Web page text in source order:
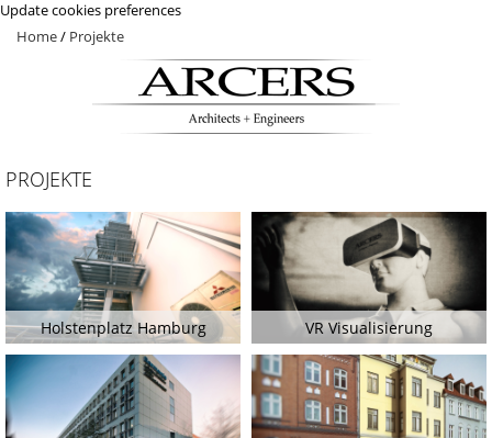
Update cookies preferences
Home/ Projekte
PROJEKTE
Holstenplatz Hamburg VR Visualisierung